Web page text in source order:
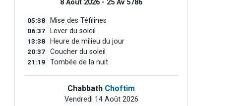
8 Août 2026 - 25 Av 5786
05:38 Mise des Téfilines
06:37 Lever du soleil
13:38 Heure de milieu du jour
20:37 Coucher du soleil
21:19 Tombée de la nuit
Chabbath Choftim
Vendredi 14 Août 2026